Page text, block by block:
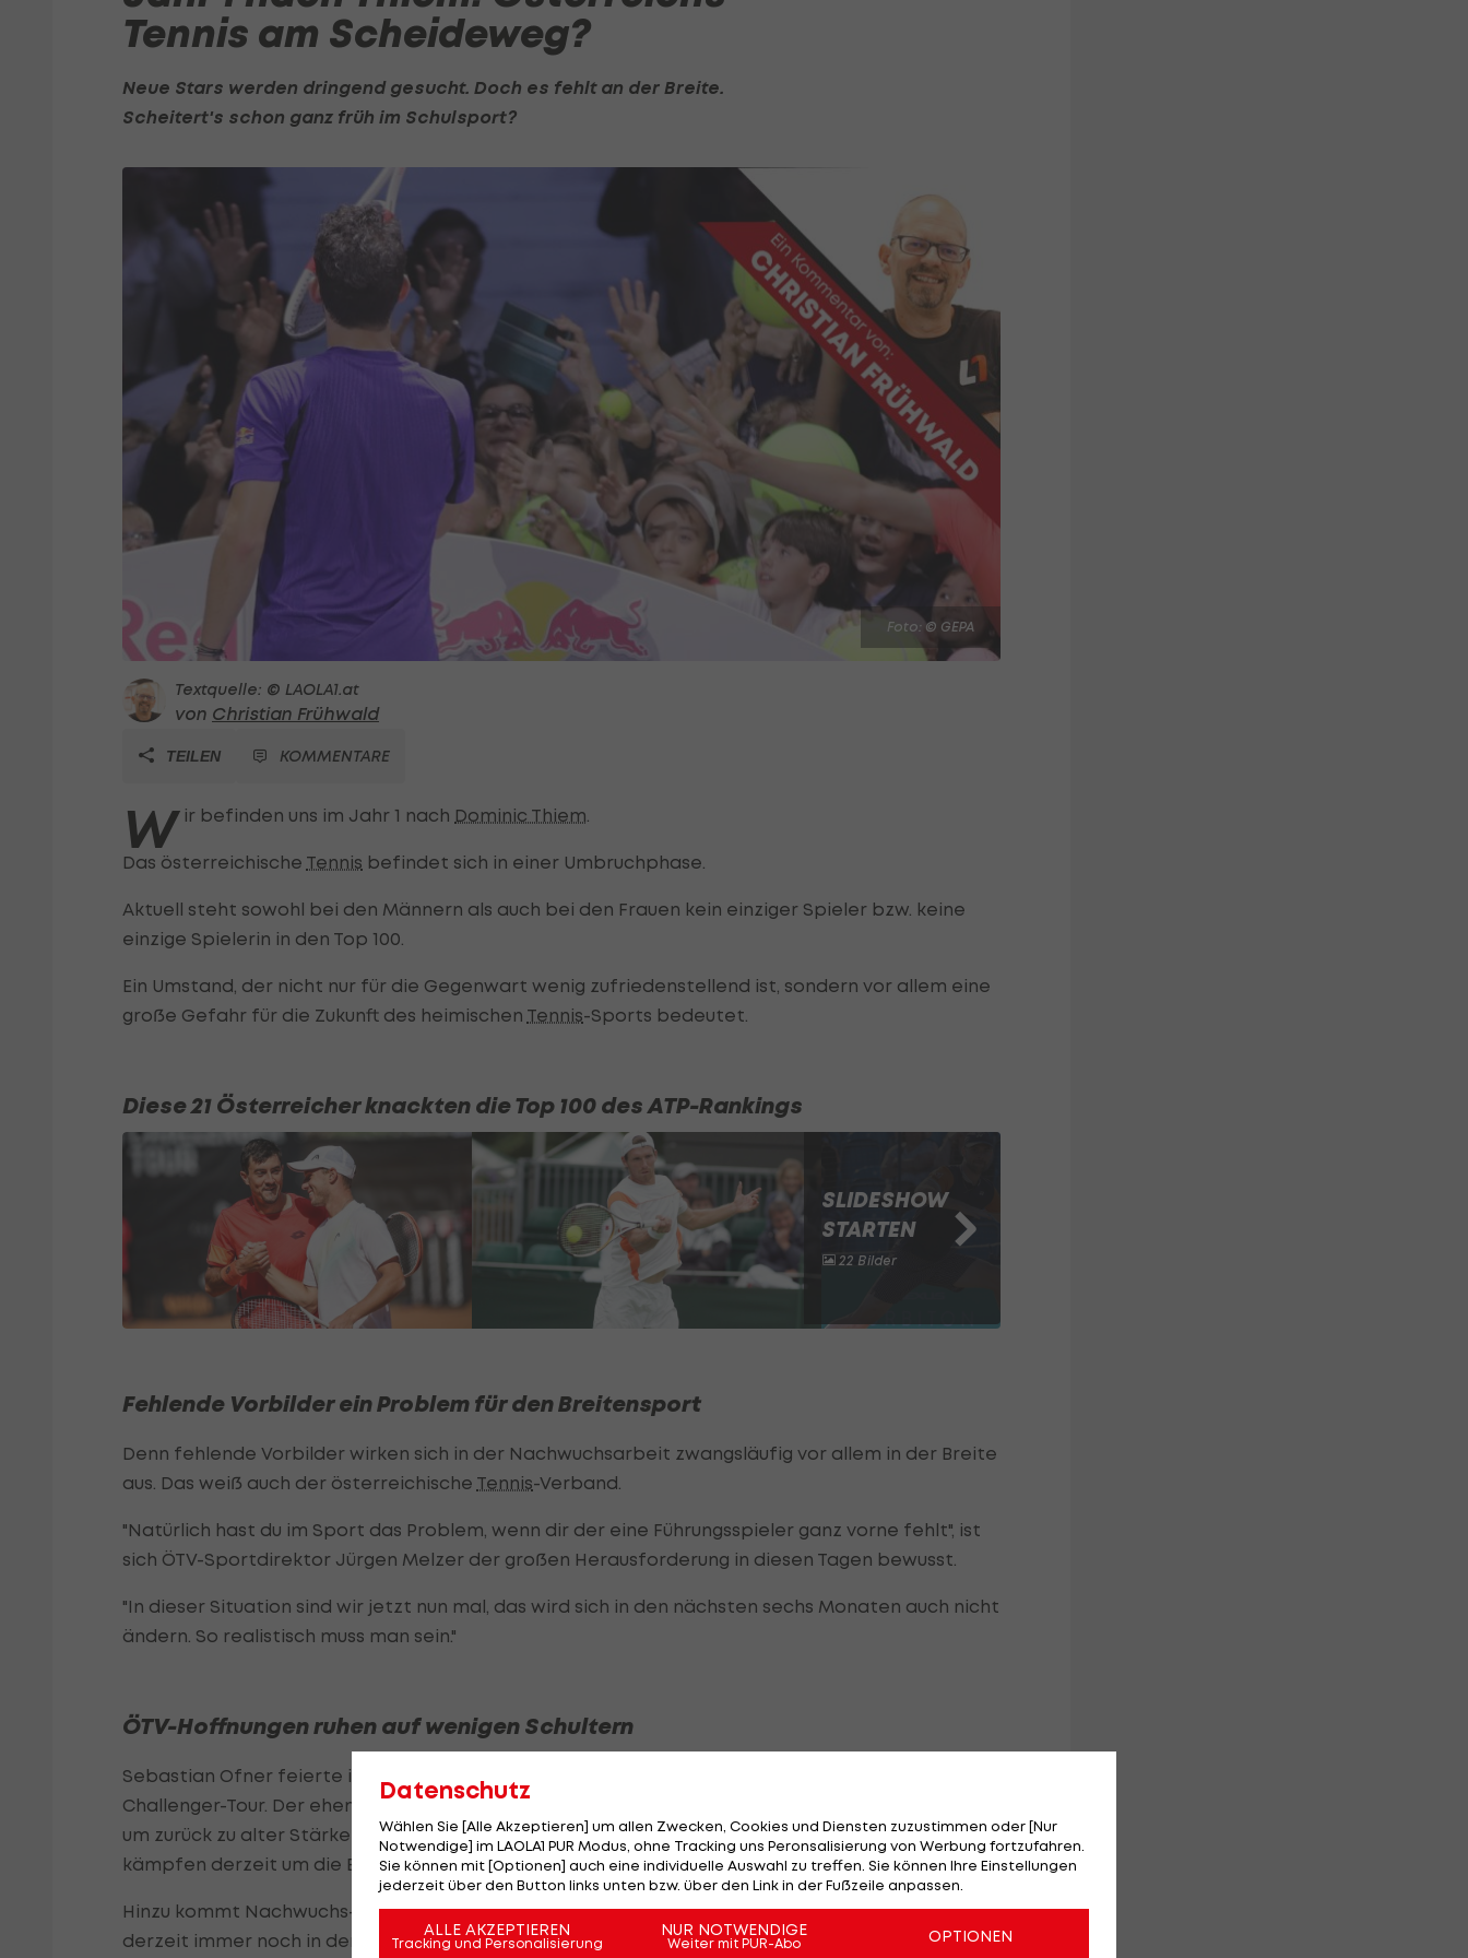
Tennis am Scheideweg?
Neue Stars werden dringend gesucht. Doch es fehlt an der Breite.
Scheitert's schon ganz früh im Schulsport?
Foto: © GEPA
Textquelle: © LAOLA1.at
von Christian Frühwald
TEILEN KOMMENTARE
W ir befinden uns im Jahr 1 nach Dominic Thiem.
Das österreichische Tennis befindet sich in einer Umbruchphase.
Aktuell steht sowohl bei den Männern als auch bei den Frauen kein einziger Spieler bzw. keine
einzige Spielerin in den Top 100.
Ein Umstand, der nicht nur für die Gegenwart wenig zufriedenstellend ist, sondern vor allem eine
große Gefahr für die Zukunft des heimischen Tennis-Sports bedeutet.
Diese 21 Österreicher knackten die Top 100 des ATP-Rankings
SLIDESHOW
STARTEN
22 Bilder
Fehlende Vorbilder ein Problem für den Breitensport
Denn fehlende Vorbilder wirken sich in der Nachwuchsarbeit zwangsläufig vor allem in der Breite
aus. Das weiß auch der österreichische Tennis-Verband.
"Natürlich hast du im Sport das Problem, wenn dir der eine Führungsspieler ganz vorne fehlt", ist
sich ÖTV-Sportdirektor Jürgen Melzer der großen Herausforderung in diesen Tagen bewusst.
"In dieser Situation sind wir jetzt nun mal, das wird sich in den nächsten sechs Monaten auch nicht
ändern. So realistisch muss man sein."
ÖTV-Hoffnungen ruhen auf wenigen Schultern
Sebastian Ofner feierte in dieser Woche nach halbjähriger Verletzungspause sein Comeback auf
Challenger-Tour. Der ehemalige Weltranglisten-37. wird aber sicher noch einige Zeit benötigen,
um zurück zu alter Stärke finden zu können. Lukas Neumayer,Jurij RodionovundFilip Misolic
kämpfen derzeit um die Etablierung in den Top 200.
Hinzu kommt Nachwuchs-Hoffnung Joel Schwärzler. Der 19-jährige Vorarlberger befindet sich
derzeit immer noch in der schwierigen Umstellung vom Weltklasse-Junioren-
auf die
Datenschutz
Wählen Sie [Alle Akzeptieren] um allen Zwecken, Cookies und Diensten zuzustimmen oder [Nur
Notwendige] im LAOLA1 PUR Modus, ohne Tracking uns Peronsalisierung von Werbung fortzufahren.
Sie können mit [Optionen] auch eine individuelle Auswahl zu treffen. Sie können Ihre Einstellungen
jederzeit über den Button links unten bzw. über den Link in der Fußzeile anpassen.
ALLE AKZEPTIEREN
Tracking und Personalisierung
NUR NOTWENDIGE
Weiter mit PUR-Abo OPTIONEN